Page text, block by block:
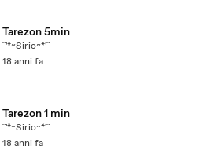
Tarezon 5min
¨'*~Sirio~*'¨
18 anni fa
Tarezon 1 min
¨'*~Sirio~*'¨